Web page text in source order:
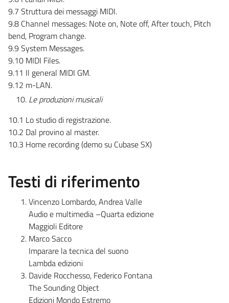
9.7 Struttura dei messaggi MIDI.
9.8 Channel messages: Note on, Note off, After touch, Pitch
bend, Program change.
9.9 System Messages.
9.10 MIDI Files.
9.11 Il general MIDI GM.
9.12 m-LAN.
Le produzioni musicali
10.1 Lo studio di registrazione.
10.2 Dal provino al master.
10.3 Home recording (demo su Cubase SX)
Testi di riferimento
Vincenzo Lombardo, Andrea Valle
Audio e multimedia –Quarta edizione
Maggioli Editore
Marco Sacco
Imparare la tecnica del suono
Lambda edizioni
Davide Rocchesso, Federico Fontana
The Sounding Object
Edizioni Mondo Estremo